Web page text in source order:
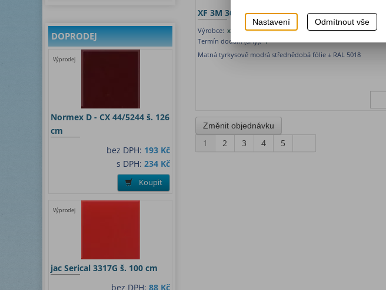
DOPRODEJ
Výprodej
Normex D - CX 44/5244 š. 126
cm
bez DPH: 193 Kč
s DPH: 234 Kč
Koupit
Výprodej
jac Serical 3317G š. 100 cm
bez DPH: 88 Kč
XF 3M 3656 š. 126 cm
Výrobce: x - film, Německo Katalogové číslo:
Termín dodání (dny):1
Matná tyrkysově modrá střednědobá fólie ± RAL 5018
1 2 3 4 5
Nastavení Odmítnout vše